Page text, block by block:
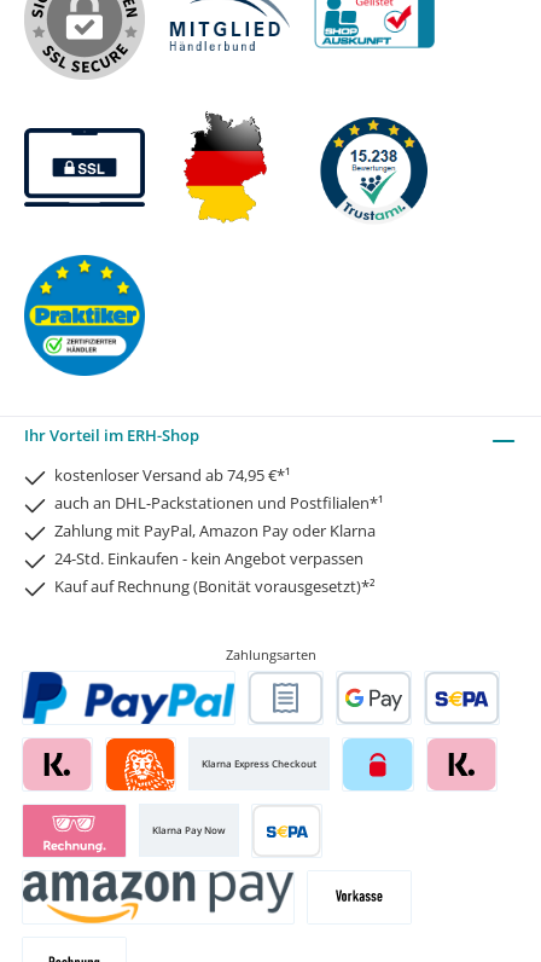
Ihr Vorteil im ERH-Shop
kostenloser Versand ab 74,95 €*¹
auch an DHL-Packstationen und Postfilialen*¹
Zahlung mit PayPal, Amazon Pay oder Klarna
24-Std. Einkaufen - kein Angebot verpassen
Kauf auf Rechnung (Bonität vorausgesetzt)*²
Zahlungsarten
Klarna Express Checkout
Klarna Pay Now